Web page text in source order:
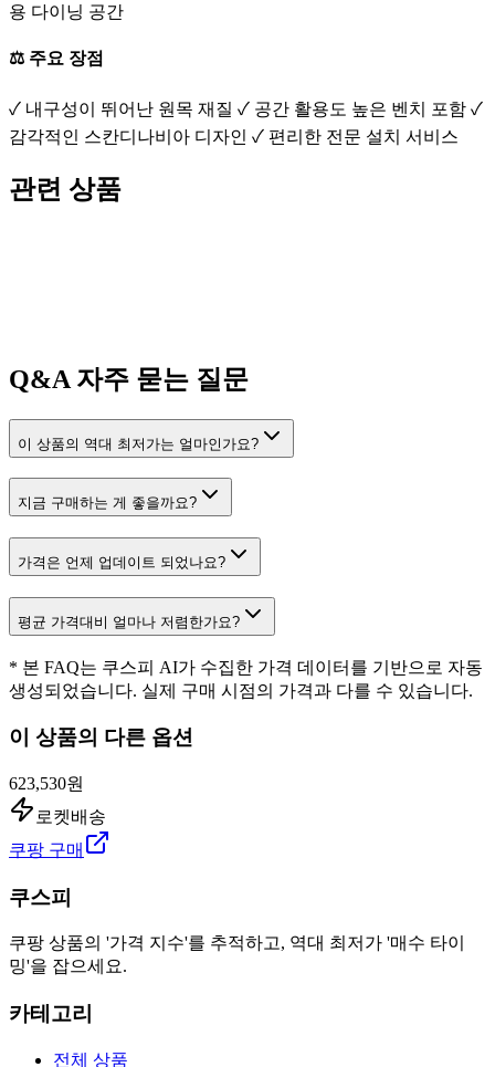
용 다이닝 공간
⚖️ 주요 장점
✓ 내구성이 뛰어난 원목 재질 ✓ 공간 활용도 높은 벤치 포함 ✓
감각적인 스칸디나비아 디자인 ✓ 편리한 전문 설치 서비스
관련 상품
Q&A 자주 묻는 질문
이 상품의 역대 최저가는 얼마인가요?
지금 구매하는 게 좋을까요?
가격은 언제 업데이트 되었나요?
평균 가격대비 얼마나 저렴한가요?
* 본 FAQ는 쿠스피 AI가 수집한 가격 데이터를 기반으로 자동
생성되었습니다. 실제 구매 시점의 가격과 다를 수 있습니다.
이 상품의 다른 옵션
623,530원
로켓배송
쿠팡 구매
쿠스피
쿠팡 상품의 '가격 지수'를 추적하고, 역대 최저가 '매수 타이
밍'을 잡으세요.
카테고리
전체 상품